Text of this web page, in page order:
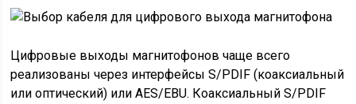
Цифровые выходы магнитофонов чаще всего
реализованы через интерфейсы S/PDIF (коаксиальный
или оптический) или AES/EBU. Коаксиальный S/PDIF